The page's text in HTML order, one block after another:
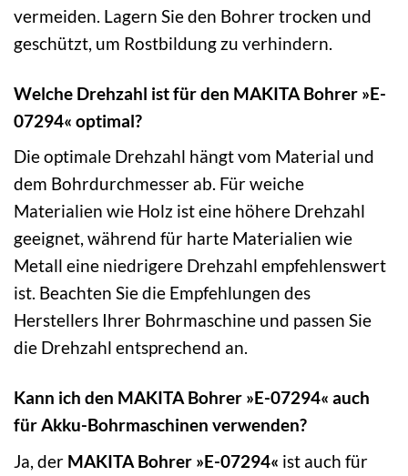
vermeiden. Lagern Sie den Bohrer trocken und
geschützt, um Rostbildung zu verhindern.
Welche Drehzahl ist für den MAKITA Bohrer »E-
07294« optimal?
Die optimale Drehzahl hängt vom Material und
dem Bohrdurchmesser ab. Für weiche
Materialien wie Holz ist eine höhere Drehzahl
geeignet, während für harte Materialien wie
Metall eine niedrigere Drehzahl empfehlenswert
ist. Beachten Sie die Empfehlungen des
Herstellers Ihrer Bohrmaschine und passen Sie
die Drehzahl entsprechend an.
Kann ich den MAKITA Bohrer »E-07294« auch
für Akku-Bohrmaschinen verwenden?
Ja, der MAKITA Bohrer »E-07294« ist auch für